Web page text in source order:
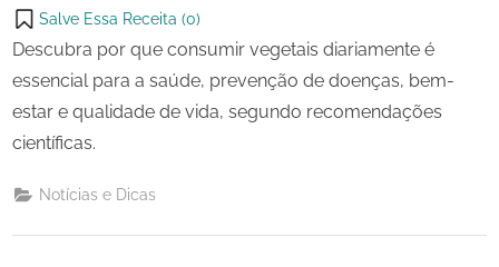
Salve Essa Receita (0)
Descubra por que consumir vegetais diariamente é
essencial para a saúde, prevenção de doenças, bem-
estar e qualidade de vida, segundo recomendações
científicas.
Notícias e Dicas